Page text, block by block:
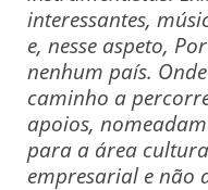
interessantes,
e, nesse aspeto,
nenhum país.
caminho a
apoios,
para a área
empresarial e não